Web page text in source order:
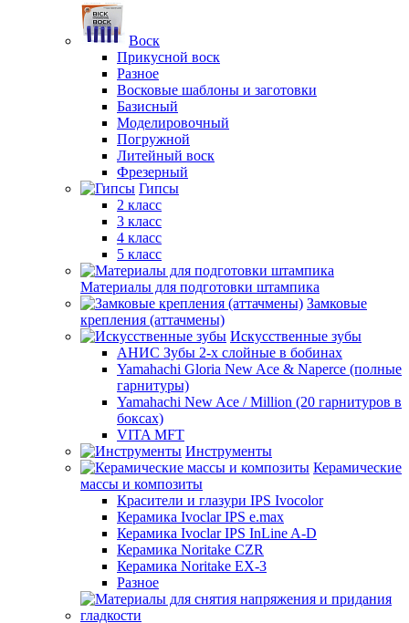
Воск
Прикусной воск
Разное
Восковые шаблоны и заготовки
Базисный
Моделировочный
Погружной
Литейный воск
Фрезерный
Гипсы
2 класс
3 класс
4 класс
5 класс
Материалы для подготовки штампика
Замковые
крепления (аттачмены)
Искусственные зубы
АНИС Зубы 2-х слойные в бобинах
Yamahachi Gloria New Ace & Naperce (полные
гарнитуры)
Yamahachi New Ace / Million (20 гарнитуров в
боксах)
VITA MFT
Инструменты
Керамические
массы и композиты
Красители и глазури IPS Ivocolor
Керамика Ivoclar IPS e.max
Керамика Ivoclar IPS InLine A-D
Керамика Noritake CZR
Керамика Noritake EX-3
Разное